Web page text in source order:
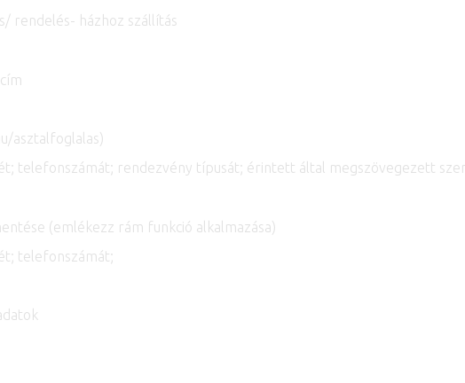
rendelés- házhoz szállítás
asztalfoglalas)
telefonszámát; rendezvény típusát; érintett által megszövegezett
(emlékezz rám funkció alkalmazása)
telefonszámát;